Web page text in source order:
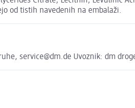
od tistih navedenih na embalaži.
service@dm.de Uvoznik: dm